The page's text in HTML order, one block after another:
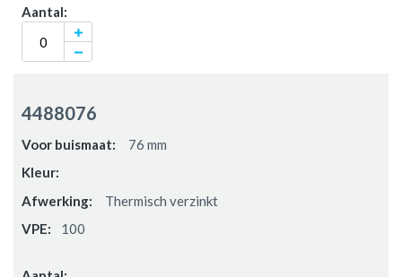
4488076
76 mm
Thermisch verzinkt
100